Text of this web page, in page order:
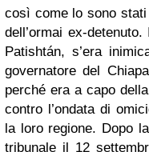
così come lo sono
dell’ormai ex-detenuto.
Patishtán, s’era
governatore del
perché era a capo
contro l’ondata di
la loro regione. Dopo
tribunale il 12